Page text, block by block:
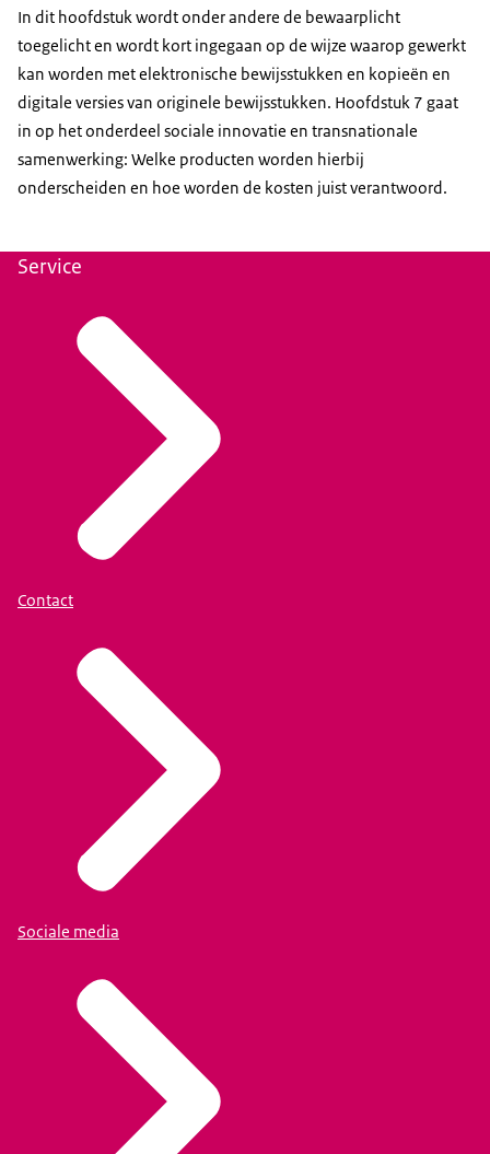
In dit hoofdstuk wordt onder andere de bewaarplicht
toegelicht en wordt kort ingegaan op de wijze waarop gewerkt
kan worden met elektronische bewijsstukken en kopieën en
digitale versies van originele bewijsstukken. Hoofdstuk 7 gaat
in op het onderdeel sociale innovatie en transnationale
samenwerking: Welke producten worden hierbij
onderscheiden en hoe worden de kosten juist verantwoord.
Service
Contact
Sociale media